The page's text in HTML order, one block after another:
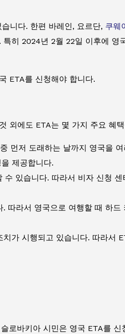
니다. 한편 바레인, 요르단, 쿠웨
히 2024년 2월 22일 이후에 영
ETA를 신청해야 합니다.
외에도 ETA는 몇 가지 주요 혜
먼저 도래하는 날까지 영국을
제공합니다.
있습니다. 따라서 비자 신청
따라서 영국으로 여행할 때 하드
가 시행되고 있습니다. 따라서
로바키아 시민은 영국 ETA를 신